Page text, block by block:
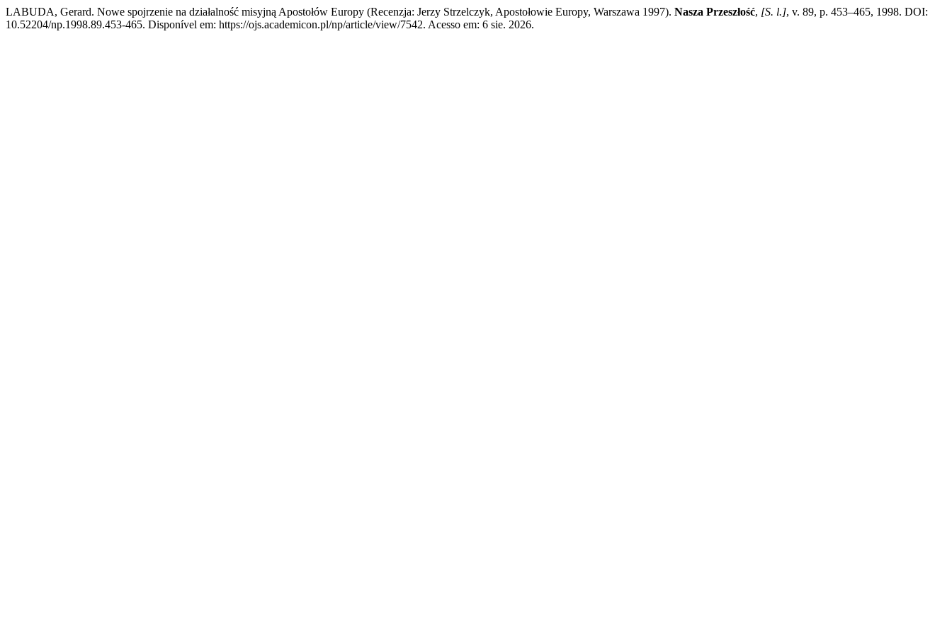
LABUDA, Gerard. Nowe spojrzenie na działalność misyjną Apostołów Europy (Recenzja: Jerzy Strzelczyk, Apostołowie Europy, Warszawa 1997). Nasza Przeszłość, [S. l.], v. 89, p. 453–465, 1998. DOI:
10.52204/np.1998.89.453-465. Disponível em: https://ojs.academicon.pl/np/article/view/7542. Acesso em: 6 sie. 2026.